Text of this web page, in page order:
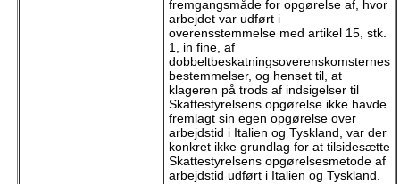
fremgangsmåde for opgørelse af, hvor
arbejdet var udført i
overensstemmelse med artikel 15, stk.
1, in fine, af
dobbeltbeskatningsoverenskomsternes
bestemmelser, og henset til, at
klageren på trods af indsigelser til
Skattestyrelsens opgørelse ikke havde
fremlagt sin egen opgørelse over
arbejdstid i Italien og Tyskland, var der
konkret ikke grundlag for at tilsidesætte
Skattestyrelsens opgørelsesmetode af
arbejdstid udført i Italien og Tyskland.